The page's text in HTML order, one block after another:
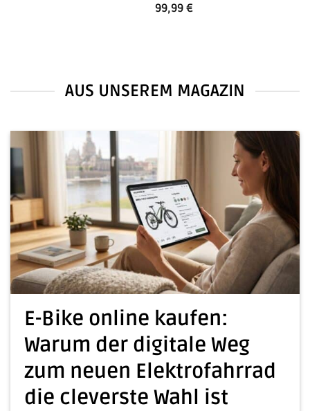
99,99 €
AUS UNSEREM MAGAZIN
E-Bike online kaufen:
Warum der digitale Weg
zum neuen Elektrofahrrad
die cleverste Wahl ist